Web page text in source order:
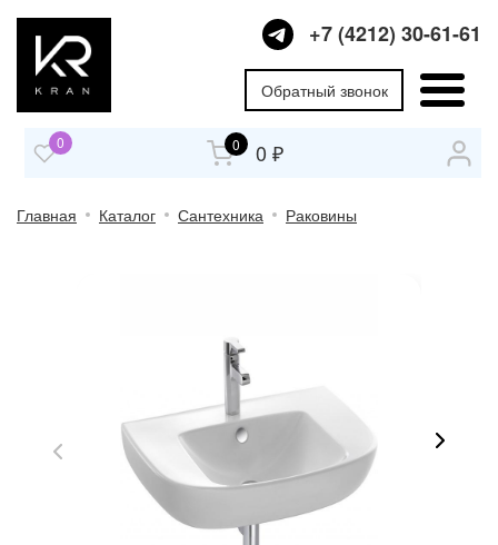
+7 (4212) 30-61-61
Обратный звонок
0 0 0 ₽
Главная Каталог Сантехника Раковины